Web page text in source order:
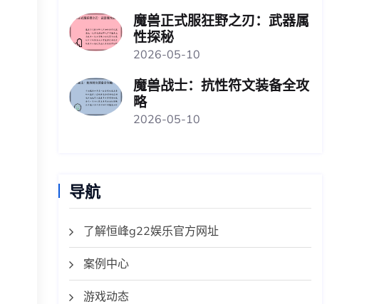
魔兽正式服狂野之刃：武器属
性探秘
2026-05-10
魔兽战士：抗性符文装备全攻
略
2026-05-10
导航
了解恒峰g22娱乐官方网址
案例中心
游戏动态